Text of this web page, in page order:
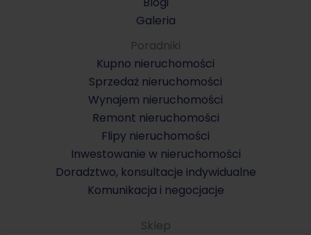
Galeria
Poradniki
Kupno nieruchomości
Sprzedaż nieruchomości
Wynajem nieruchomości
Remont nieruchomości
Flipy nieruchomości
Inwestowanie w nieruchomości
Doradztwo, konsultacje indywidualne
Komunikacja i negocjacje
Sklep